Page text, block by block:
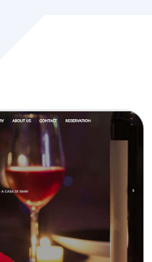
مجله (2)
کالای دیجیتال،موبایل و
تبلت (5)
تجهیزات و صنعتی
(24)